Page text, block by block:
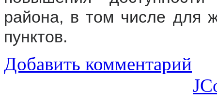
района, в том числе для
пунктов.
Добавить комментарий